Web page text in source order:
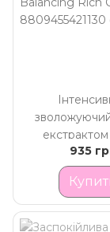
Альбатрелус
Balancing
935